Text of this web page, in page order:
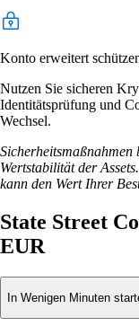
Konto erweitert
Nutzen Sie sicheren
Identitätsprüfung und
Wechsel.
Wertstabilität der
kann den Wert Ihrer
State Street
EUR
In Wenigen Minuten